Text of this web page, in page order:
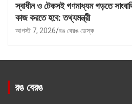
স্বাধীন ও টেকসই গণমাধ্যম গড়তে
কাজ করতে হবে: তথ্যমন্ত্রী
আগস্ট 7, 2026 রঙ বেরঙ ডেস্ক
রঙ বেরঙ